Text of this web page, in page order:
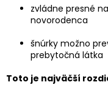
zvládne presné
novorodenca
šnúrky možno
prebytočná látka
Toto je najväčší